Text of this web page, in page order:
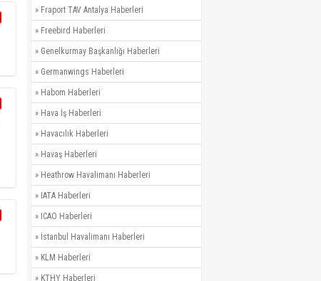
» Fraport TAV Antalya Haberleri
» Freebird Haberleri
» Genelkurmay Başkanlığı Haberleri
» Germanwings Haberleri
» Habom Haberleri
» Hava İş Haberleri
» Havacılık Haberleri
» Havaş Haberleri
» Heathrow Havalimanı Haberleri
» IATA Haberleri
» ICAO Haberleri
» İstanbul Havalimanı Haberleri
» KLM Haberleri
» KTHY Haberleri